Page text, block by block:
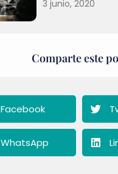
3 junio, 2020
Comparte este
Facebook
WhatsApp